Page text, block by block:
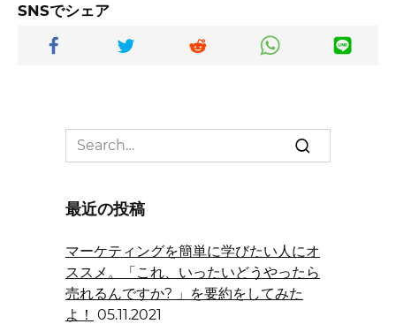
SNSでシェア
Search
for:
最近の投稿
マーケティングを簡単に学びたい人にオ
ススメ。「これ、いったいどうやったら
売れるんですか? 」を要約をしてみた
よ！ 05.11.2021